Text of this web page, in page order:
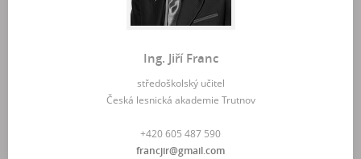
Ing. Jiří Franc
středoškolský učitel
Česká lesnická akademie Trutnov
+420 605 487 590
francjir@gmail.com